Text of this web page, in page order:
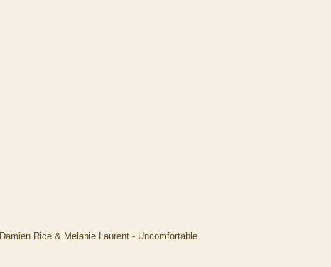
Damien Rice & Melanie Laurent - Uncomfortable